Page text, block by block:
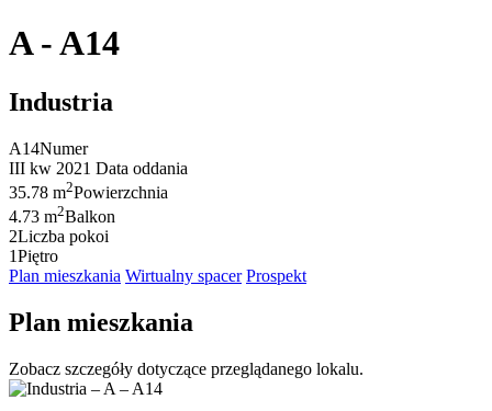
A - A14
Industria
A14Numer
III kw 2021 Data oddania
35.78 m2Powierzchnia
4.73 m2Balkon
2Liczba pokoi
1Piętro
Plan mieszkania Wirtualny spacer Prospekt
Plan mieszkania
Zobacz szczegóły dotyczące przeglądanego lokalu.